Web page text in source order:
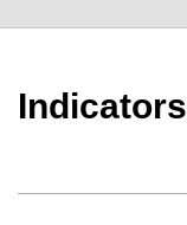
Indicators